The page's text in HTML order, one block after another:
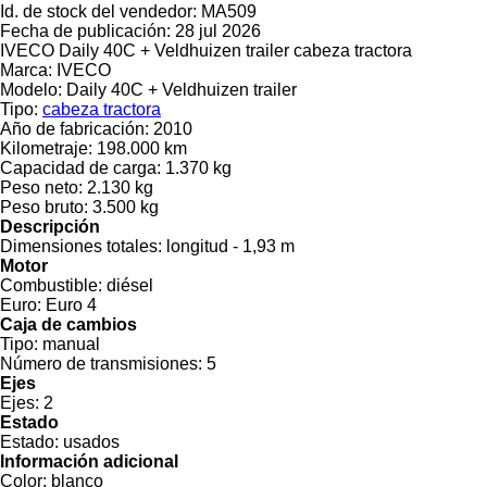
Id. de stock del vendedor: MA509
Fecha de publicación: 28 jul 2026
IVECO Daily 40C + Veldhuizen trailer cabeza tractora
Marca: IVECO
Modelo: Daily 40C + Veldhuizen trailer
Tipo: cabeza tractora
Año de fabricación: 2010
Kilometraje: 198.000 km
Capacidad de carga: 1.370 kg
Peso neto: 2.130 kg
Peso bruto: 3.500 kg
Descripción
Dimensiones totales: longitud - 1,93 m
Motor
Combustible: diésel
Euro: Euro 4
Caja de cambios
Tipo: manual
Número de transmisiones: 5
Ejes
Ejes: 2
Estado
Estado: usados
Información adicional
Color: blanco